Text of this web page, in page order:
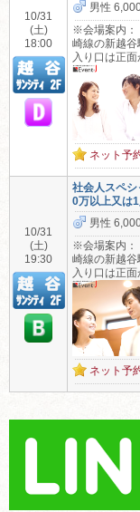
10/31
(土)
18:00
男性
※会場案内：
崎線の新越谷
入り口は正
ネット予
10/31
(土)
19:30
社会人スペ
0万以上又は
男性
※会場案内：
崎線の新越谷
入り口は正
ネット予